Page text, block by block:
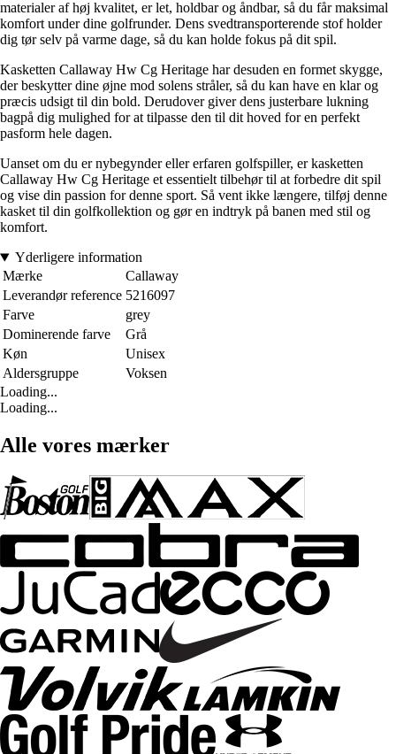
materialer af høj kvalitet, er let, holdbar og åndbar, så du får maksimal
komfort under dine golfrunder. Dens svedtransporterende stof holder
dig tør selv på varme dage, så du kan holde fokus på dit spil.
Kasketten Callaway Hw Cg Heritage har desuden en formet skygge,
der beskytter dine øjne mod solens stråler, så du kan have en klar og
præcis udsigt til din bold. Derudover giver dens justerbare lukning
bagpå dig mulighed for at tilpasse den til dit hoved for en perfekt
pasform hele dagen.
Uanset om du er nybegynder eller erfaren golfspiller, er kasketten
Callaway Hw Cg Heritage et essentielt tilbehør til at forbedre dit spil
og vise din passion for denne sport. Så vent ikke længere, tilføj denne
kasket til din golfkollektion og gør en indtryk på banen med stil og
komfort.
Yderligere information
Mærke
Callaway
Leverandør reference 5216097
Farve
grey
Dominerende farve
Grå
Køn
Unisex
Aldersgruppe
Voksen
Loading...
Loading...
Alle vores mærker